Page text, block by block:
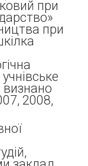
при
при
визнано
2008,